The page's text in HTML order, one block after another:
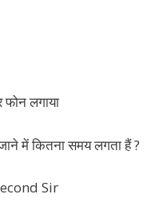
फोन लगाया
में कितना समय लगता हैं ?
Sir